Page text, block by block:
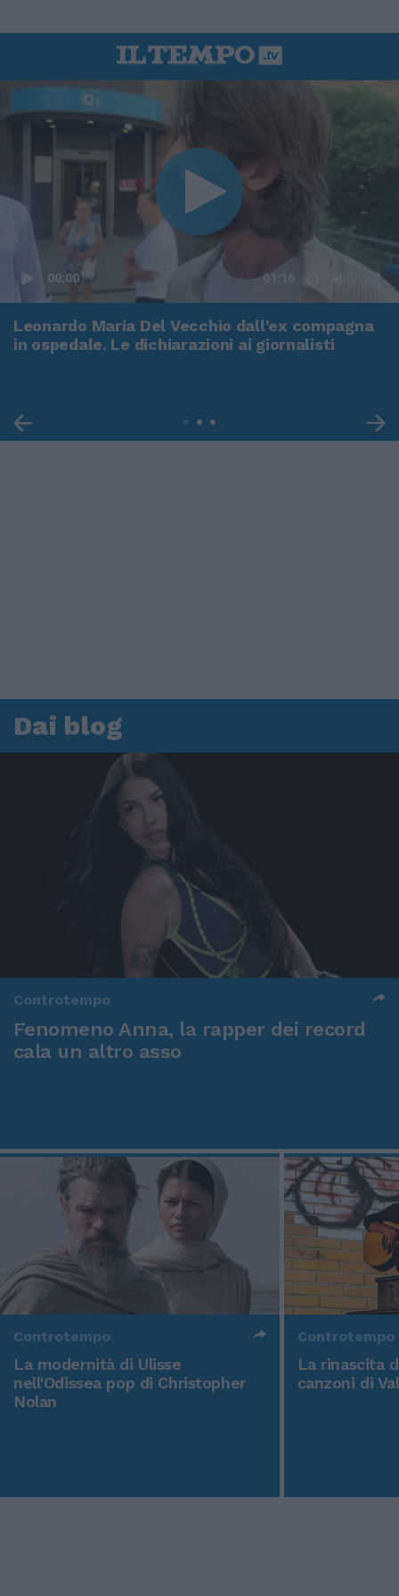
00:00 01:16
Leonardo Maria Del Vecchio dall'ex compagna
in ospedale. Le dichiarazioni ai giornalisti
Dai blog
Controtempo
Fenomeno Anna, la rapper dei record
cala un altro asso
Controtempo
La modernità di Ulisse
nell'Odissea pop di Christopher
Nolan
Controtempo
La rinascita
canzoni di